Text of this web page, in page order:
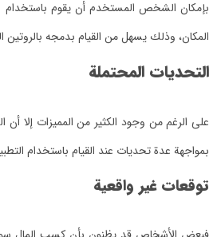
المكان، وذلك يسهل من القيام بدمجه بالروتين
التحديات المحتملة
بمواجهة عدة تحديات عند القيام باستخدام
توقعات غير واقعية